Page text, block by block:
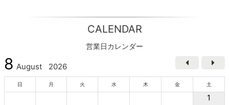
CALENDAR
営業日カレンダー
8 August 2026
日 月 火 水 木 金 土
1